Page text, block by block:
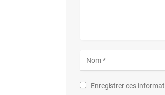
Enregistrer ces